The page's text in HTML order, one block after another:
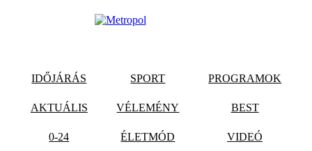
IDŐJÁRÁS SPORT PROGRAMOK
AKTUÁLIS VÉLEMÉNY BEST
0-24 ÉLETMÓD VIDEÓ